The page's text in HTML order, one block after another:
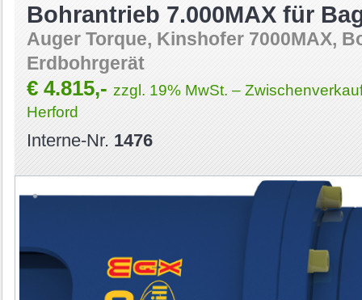
Bohrantrieb 7.000MAX für
Auger Torque, Kinshofer 7000MAX,
Erdbohrgerät
€ 4.815,- zzgl. 19% MwSt. –
Herford
Interne-Nr. 1476